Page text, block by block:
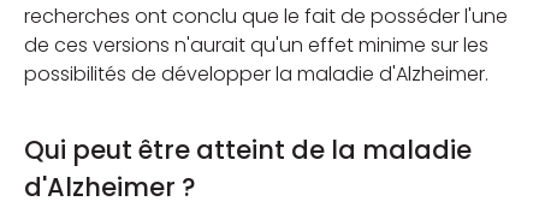
recherches ont conclu que le fait de posséder l'une
de ces versions n'aurait qu'un effet minime sur les
possibilités de développer la maladie d'Alzheimer.
Qui peut être atteint de la maladie
d'Alzheimer ?